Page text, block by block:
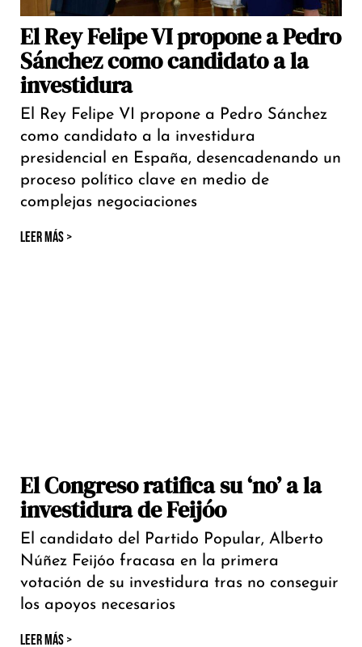
El Rey Felipe VI propone a Pedro
Sánchez como candidato a la
investidura
El Rey Felipe VI propone a Pedro Sánchez
como candidato a la investidura
presidencial en España, desencadenando un
proceso político clave en medio de
complejas negociaciones
LEER MÁS >
El Congreso ratifica su ‘no’ a la
investidura de Feijóo
El candidato del Partido Popular, Alberto
Núñez Feijóo fracasa en la primera
votación de su investidura tras no conseguir
los apoyos necesarios
LEER MÁS >